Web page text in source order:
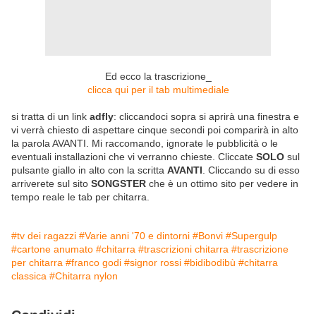
Ed ecco la trascrizione_
clicca qui per il tab multimediale
si tratta di un link adfly: cliccandoci sopra si aprirà una finestra e
vi verrà chiesto di aspettare cinque secondi poi comparirà in alto
la parola AVANTI. Mi raccomando, ignorate le pubblicità o le
eventuali installazioni che vi verranno chieste. Cliccate SOLO sul
pulsante giallo in alto con la scritta AVANTI . Cliccando su di esso
arriverete sul sito SONGSTER che è un ottimo sito per vedere in
tempo reale le tab per chitarra.
#tv dei ragazzi #Varie anni '70 e dintorni #Bonvi #Supergulp
#cartone anumato #chitarra #trascrizioni chitarra #trascrizione
per chitarra #franco godi #signor rossi #bidibodibù #chitarra
classica #Chitarra nylon